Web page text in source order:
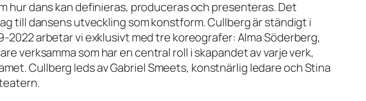
hur dans kan definieras, produceras och presenteras. Det
till dansens utveckling som konstform. Cullberg är ständigt i
arbetar vi exklusivt med tre koreografer: Alma Söderberg,
verksamma som har en central roll i skapandet av varje verk,
Cullberg leds av Gabriel Smeets, konstnärlig ledare och Stina